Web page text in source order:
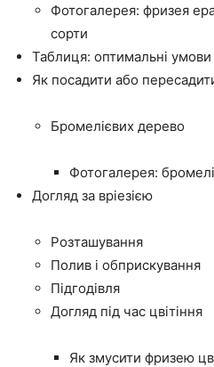
Фотогалерея: фризея
сорти
Таблиця: оптимальні умови
Як посадити або
Бромелієвих дерево
Фотогалерея:
Догляд за вріезією
Розташування
Полив і обприскування
Підгодівля
Догляд під час цвітіння
Як змусити фризею